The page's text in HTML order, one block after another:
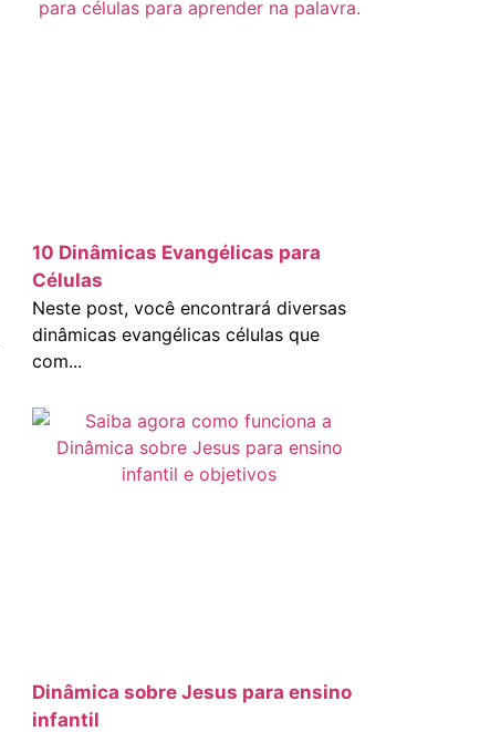
10 Dinâmicas Evangélicas para
Células
Neste post, você encontrará diversas
dinâmicas evangélicas células que
com...
Dinâmica sobre Jesus para ensino
infantil